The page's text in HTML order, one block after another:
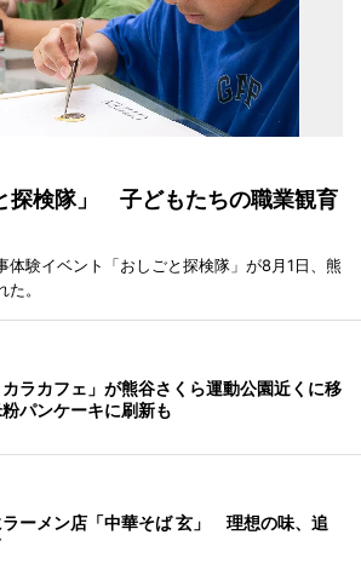
探検隊」 子どもたちの職業観育
体験イベント「おしごと探検隊」が8月1日、熊
。
カラカフェ」が熊谷さくら運動公園近くに移
パンケーキに刷新も
ーメン店「中華そば 玄」 理想の味、追